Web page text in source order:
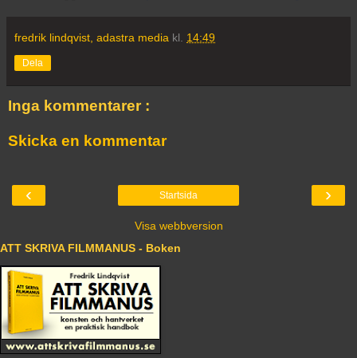
fredrik lindqvist, adastra media kl. 14:49
Dela
Inga kommentarer :
Skicka en kommentar
‹ ›
Startsida
Visa webbversion
ATT SKRIVA FILMMANUS - Boken